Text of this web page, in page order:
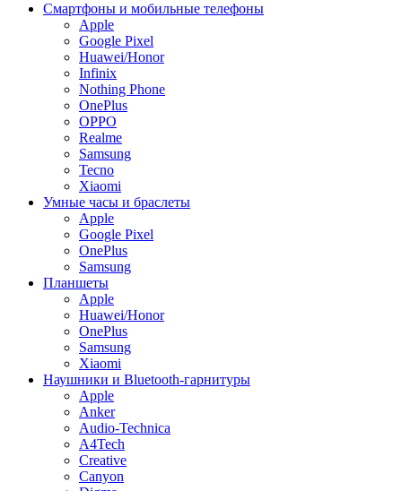
Смартфоны и мобильные телефоны
Apple
Google Pixel
Huawei/Honor
Infinix
Nothing Phone
OnePlus
OPPO
Realme
Samsung
Tecno
Xiaomi
Умные часы и браслеты
Apple
Google Pixel
OnePlus
Samsung
Планшеты
Apple
Huawei/Honor
OnePlus
Samsung
Xiaomi
Наушники и Bluetooth-гарнитуры
Apple
Anker
Audio-Technica
A4Tech
Creative
Canyon